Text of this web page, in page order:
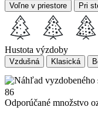
Voľne v priestore Pri
Hustota výzdoby
Vzdušná Klasická
86
Odporúčané množstvo